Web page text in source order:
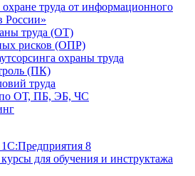
труда от информационного
России»
труда (ОТ)
рисков (ОПР)
охраны труда
(ПК)
труда
по ОТ, ПБ, ЭБ, ЧС
8
для обучения и инструктажа